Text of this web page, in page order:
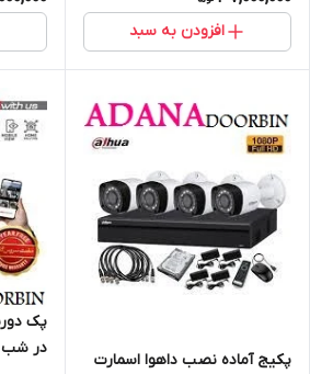
افزودن به سبد
پکیج آماده نصب داهوا اسمارت
پک
در شب 4عددی دارای هارد و